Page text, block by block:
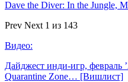
Dave the Diver: In the Jungle,
Prev Next 1 из 143
Видео:
Дайджест инди-игр, февраль
Quarantine Zone… [Вишлист]